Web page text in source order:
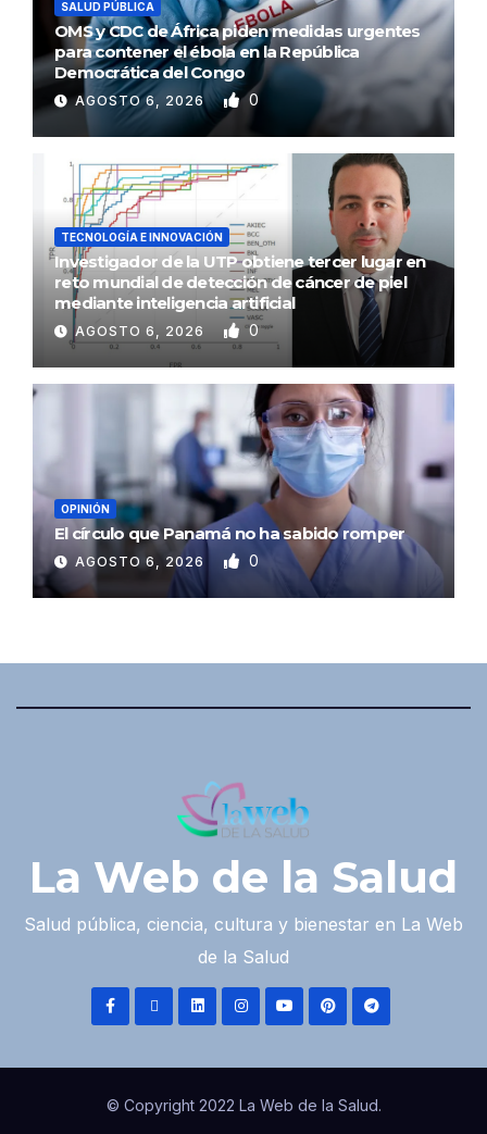
SALUD PÚBLICA
OMS y CDC de África piden medidas urgentes
para contener el ébola en la República
Democrática del Congo
AGOSTO 6, 2026 0
TECNOLOGÍA E INNOVACIÓN
Investigador de la UTP obtiene tercer lugar en
reto mundial de detección de cáncer de piel
mediante inteligencia artificial
AGOSTO 6, 2026 0
OPINIÓN
El círculo que Panamá no ha sabido romper
AGOSTO 6, 2026 0
La Web de la Salud
Salud pública, ciencia, cultura y bienestar en La Web
de la Salud
© Copyright 2022 La Web de la Salud.